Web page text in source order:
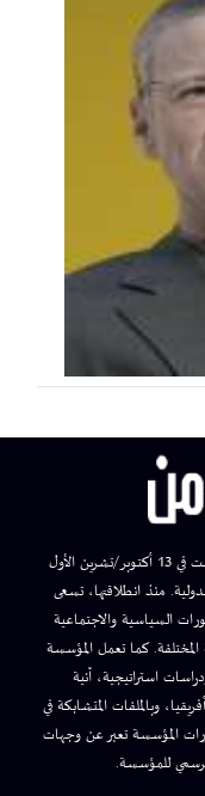
مؤسسة إعلامية وبحثية مستقلة ماليًا وإداريًا، تأسست في 13 أكتوبر/تشرين الأول
منذ انطلاقتها، تسعى
السياسية والاجتماعية
المختلفة. كما تعمل المؤسسة
استراتيجية، آنية
وبالملفات المتشابكة في
المؤسسة تعبر عن وجهات
للمؤسسة.